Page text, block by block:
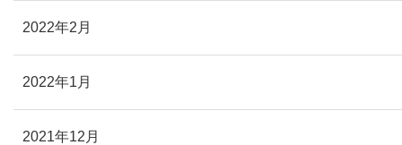
2022年2月
2022年1月
2021年12月